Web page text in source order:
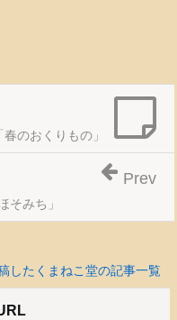
のおくりもの」
そみち」
Prev
したくまねこ堂の記事一覧